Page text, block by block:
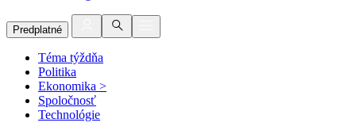
Predplatné
Téma týždňa
Politika
Ekonomika >
Spoločnosť
Technológie